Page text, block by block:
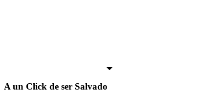
A un Click de ser Salvado